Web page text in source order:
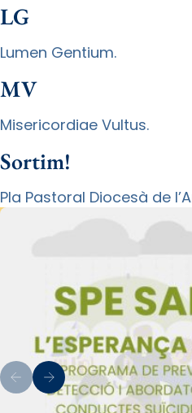
LG
Lumen Gentium.
MV
Misericordiae Vultus.
Sortim!
Pla Pastoral Diocesà de